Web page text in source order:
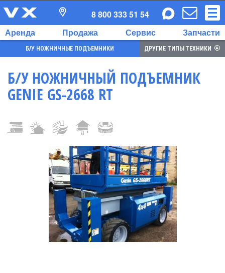
Аренда Продажа Сервис Запчасти
8 800 333 51 54
Б/У НОЖНИЧНЫЕ ПОДЪЕМНИКИ ДРУГИЕ ТИПЫ ТЕХНИКИ
Б/У НОЖНИЧНЫЙ ПОДЪЕМНИК
GENIE GS-2668 RT